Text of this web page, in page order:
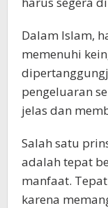
Dalam Islam,
memenuhi
pengeluaran
jelas dan
Salah satu
adalah tepat
manfaat.
karena